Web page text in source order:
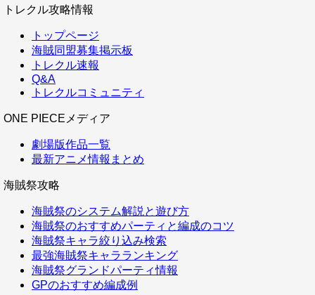
トレクル攻略情報
トップページ
海賊同盟募集掲示板
トレクル速報
Q&A
トレクルコミュニティ
ONE PIECEメディア
劇場版作品一覧
最新アニメ情報まとめ
海賊祭攻略
海賊祭のシステム解説と遊び方
海賊祭のおすすめパーティと編成のコツ
海賊祭キャラ絞り込み検索
最強海賊祭キャラランキング
海賊祭グランドパーティ情報
GPのおすすめ編成例